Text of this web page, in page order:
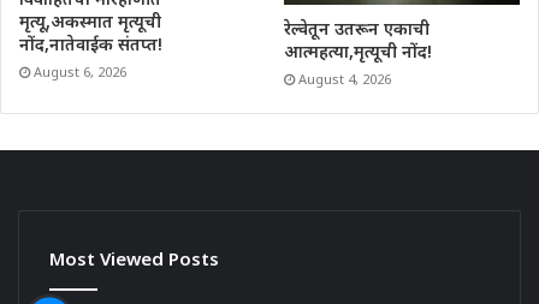
मृत्यू,अकस्मात मृत्यूची
नोंद,नातेवाईक संतप्त!
August 6, 2026
रेल्वेतून उतरून एकाची
आत्महत्या,मृत्यूची नोंद!
August 4, 2026
Most Viewed Posts